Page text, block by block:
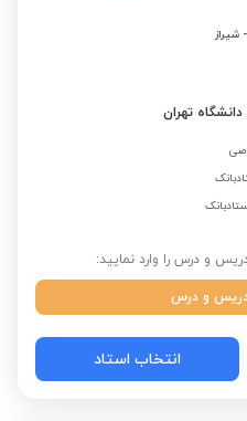
- شیراز
تهران
و درس را وارد نمایید:
و درس
انتخاب استاد